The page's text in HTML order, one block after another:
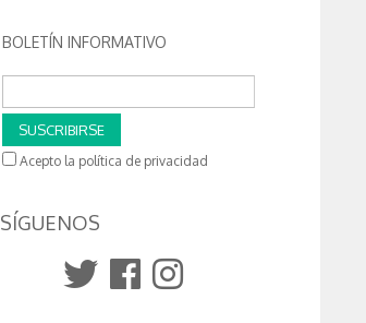
BOLETÍN INFORMATIVO
SUSCRIBIRSE
Acepto la política de privacidad
SÍGUENOS